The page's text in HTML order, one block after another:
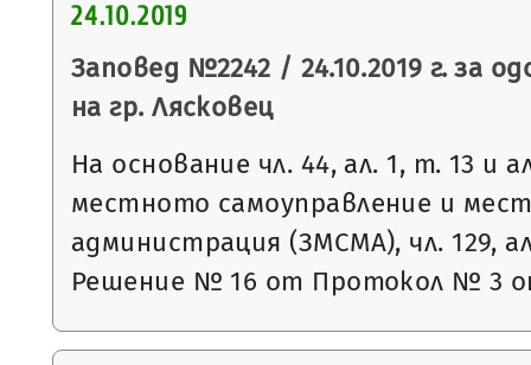
24.10.2019
Заповед №2242 / 24.10.2019 г. за
на гр. Лясковец
На основание чл. 44, ал. 1, т. 13 и
местното самоуправление и
администрация (ЗМСМА), чл. 129,
Решение № 16 от Протокол № 3